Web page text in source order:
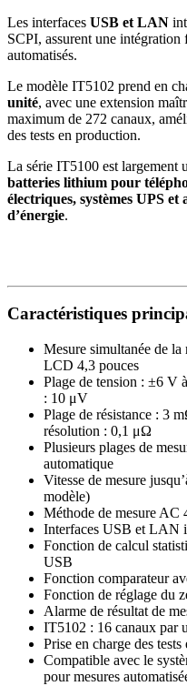
Les interfaces USB et LAN
SCPI, assurent une intégration
automatisés.
Le modèle IT5102 prend en
unité, avec une extension
maximum de 272 canaux,
des tests en production.
La série IT5100 est largement
batteries lithium pour
électriques, systèmes UPS et
d’énergie.
Caractéristiques
Mesure simultanée de la
LCD 4,3 pouces
Plage de tension : ±6 V
: 10 μV
Plage de résistance : 3
résolution : 0,1 μΩ
Plusieurs plages de
automatique
Vitesse de mesure
modèle)
Méthode de mesure AC
Interfaces USB et LAN
Fonction de calcul
USB
Fonction comparateur
Fonction de réglage du
Alarme de résultat de
IT5102 : 16 canaux par
Prise en charge des
Compatible avec le
pour mesures